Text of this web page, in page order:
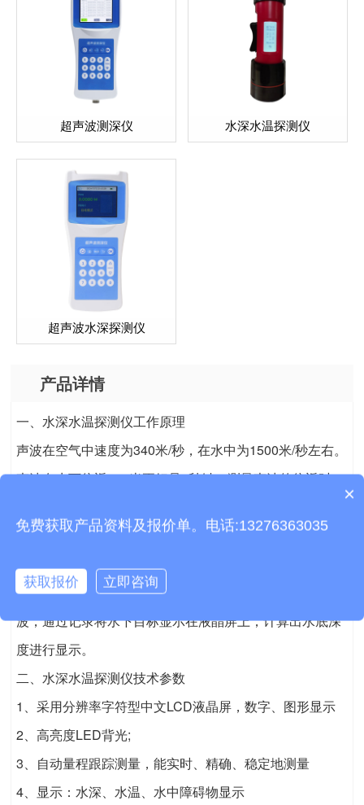
超声波测深仪 水深水温探测仪
超声波水深探测仪
产品详情
一、水深水温探测仪工作原理
声波在空气中速度为340米/秒，在水中为1500米/秒左右。
声波在水下往返750米正好是1秒钟，测量声波的往返时
可以计算水下目标深度。超声波是频率高于人耳听力的声
波，适合于水下探测。
测深仪通过超声波换能器，既发射超声波，也接收超声
波，通过记录将水下目标显示在液晶屏上，计算出水底深
度进行显示。
二、水深水温探测仪技术参数
1、采用分辨率字符型中文LCD液晶屏，数字、图形显示
2、高亮度LED背光;
3、自动量程跟踪测量，能实时、精确、稳定地测量
4、显示：水深、水温、水中障碍物显示
产品包含安装吗？
×
免费获取产品资料及报价单。电话:13276363035
获取报价 立即咨询